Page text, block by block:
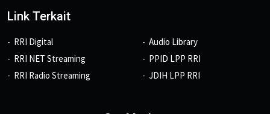
Link Terkait
RRI Digital
RRI NET Streaming
RRI Radio Streaming
Audio Library
PPID LPP RRI
JDIH LPP RRI